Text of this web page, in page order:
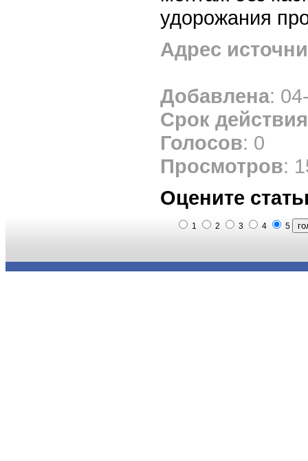
удорожания
Адрес
Добавлена:
Срок действия
Голосов: 0
Просмотров:
Оцените
1 2 3 4 5